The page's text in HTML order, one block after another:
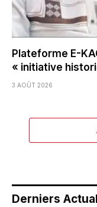
Plateforme E-
« initiative
3 AOÛT 2026
Derniers